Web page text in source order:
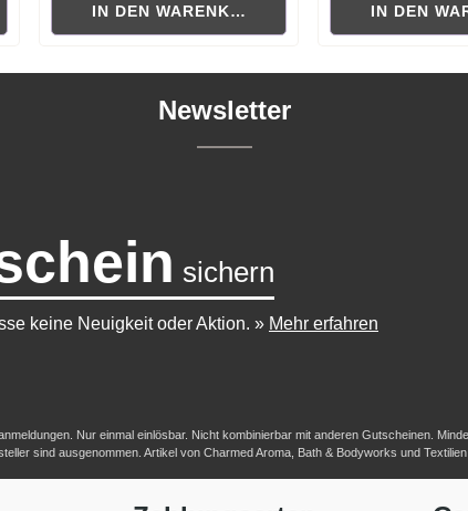
IN DEN WARENKORB IN DEN
Newsletter
sichern
keine Neuigkeit oder Aktion. » Mehr erfahren
Nur einmal einlösbar. Nicht kombinierbar mit anderen Gutscheinen.
sind ausgenommen. Artikel von Charmed Aroma, Bath & Bodyworks und